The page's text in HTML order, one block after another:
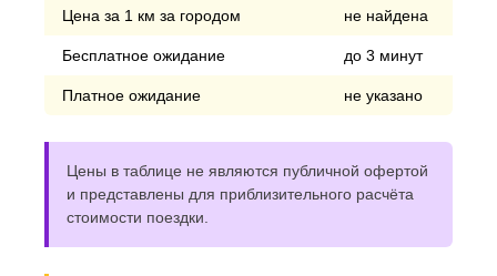
Цена за 1 км за городом не найдена
Бесплатное ожидание до 3 минут
Платное ожидание не указано
Цены в таблице не являются публичной офертой
и представлены для приблизительного расчёта
стоимости поездки.